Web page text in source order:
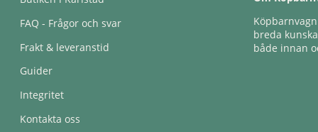
FAQ - Frågor och svar
Frakt & leveranstid
Guider
Integritet
Kontakta oss
breda
både innan